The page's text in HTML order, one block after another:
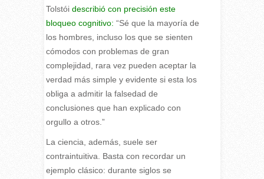
Tolstói describió con precisión este
bloqueo cognitivo: “Sé que la mayoría de
los hombres, incluso los que se sienten
cómodos con problemas de gran
complejidad, rara vez pueden aceptar la
verdad más simple y evidente si esta los
obliga a admitir la falsedad de
conclusiones que han explicado con
orgullo a otros.”
La ciencia, además, suele ser
contraintuitiva. Basta con recordar un
ejemplo clásico: durante siglos se